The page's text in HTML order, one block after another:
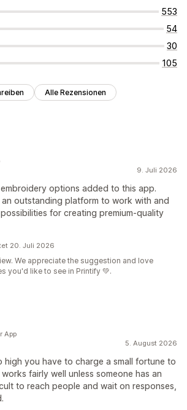
553
54
30
105
Alle Rezensionen
9. Juli 2026
embroidery options added to this app.
outstanding platform to work with and
for creating premium-quality
20. Juli 2026
We appreciate the suggestion and love
you'd like to see in Printify 💚.
5. August 2026
high you have to charge a small fortune to
fairly well unless someone has an
to reach people and wait on responses,
App